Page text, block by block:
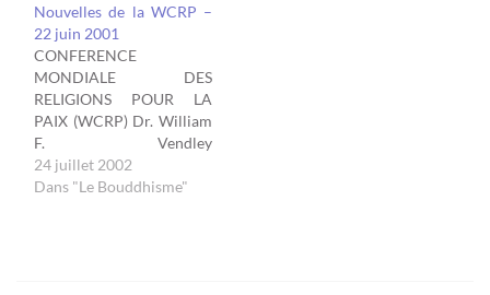
PROFONDÉMENT
PRÉOCCUPE A PROPOS
DE LA DOCTRINE DE
L'ACTION MILITAIRE
PRÉVENTIVE. IL
DEMANDE QUE L'IRAK
SE CONFORME AUX
RÉSOLUTIONS DU
CONSEIL DE SÉCURITÉ.
Nouvelles de la WCRP –
22 juin 2001
CONFERENCE
MONDIALE DES
RELIGIONS POUR LA
PAIX (WCRP) Dr. William
F. Vendley
***************************
***************************
24 juillet 2002
Dans "Le Bouddhisme"